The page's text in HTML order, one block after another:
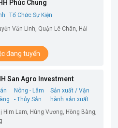
Phúc Chung
Tổ Chức Sự Kiện
Văn Linh, Quận Lê Chân, Hải
đang tuyển
San Agro Investment
Nông - Lâm
- Thủy Sản
Sản xuất / Vận
hành sản xuất
Him Lam, Hùng Vương, Hồng Bàng,